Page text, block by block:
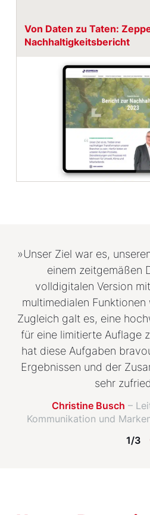
Von Daten zu Taten:
Nachhaltigkeitsbericht
»Unser Ziel war es,
einem zeitgemäßen
volldigitalen Version
multimedialen
Zugleich galt es, eine
für eine limitierte Auflage
hat diese Aufgaben
Ergebnissen und der
sehr
Christine Busch –
Kommunikation und
1/3